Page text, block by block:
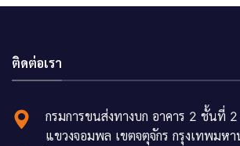
ติดต่อเรา
กรมการขนส่งทางบก อาคาร 2 ชั้นที่
แขวงจอมพล เขตจตุจักร กรุงเทพมห